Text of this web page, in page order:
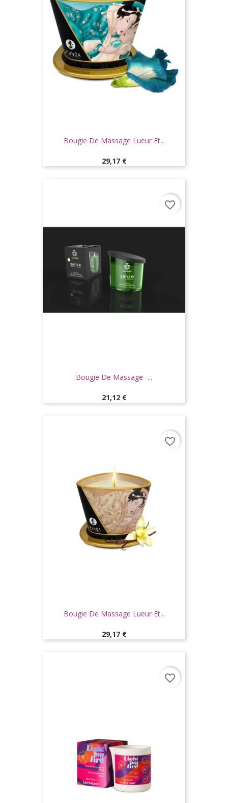
Bougie De Massage Lueur Et...
Prix
29,17 €
Bougie De Massage -...
Prix
21,12 €
favorite_border
Bougie De Massage Lueur Et...
Prix
29,17 €
favorite_border
favorite_border